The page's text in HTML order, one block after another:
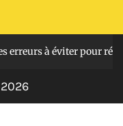
à éviter pour réussir une